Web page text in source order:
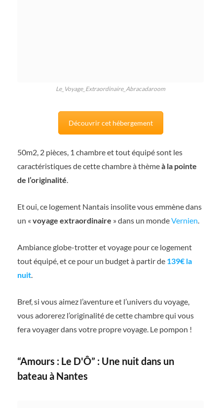
Le_Voyage_Extraordinaire_Abracadaroom
Découvrir cet hébergement
50m2, 2 pièces, 1 chambre et tout équipé sont les
caractéristiques de cette chambre à thèmeà la pointe
de l’originalité.
Et oui, ce logement Nantais insolite vous emmène dans
un « voyage extraordinaire » dans un mondeVernien.
Ambiance globe-trotter et voyage pour ce logement
tout équipé, et ce pour un budget à partir de 139€ la
nuit.
Bref, si vous aimez l’aventure et l’univers du voyage,
vous adorerez l’originalité de cette chambre qui vous
fera voyager dans votre propre voyage. Le pompon !
“Amours : Le D'Ô” : Une nuit dans un
bateau à Nantes